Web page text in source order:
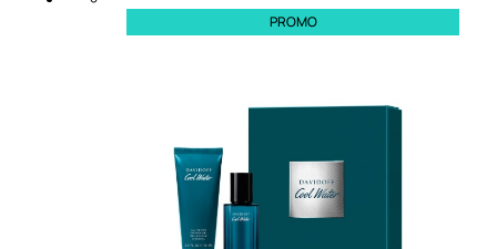
Palette
occhi
PROMO